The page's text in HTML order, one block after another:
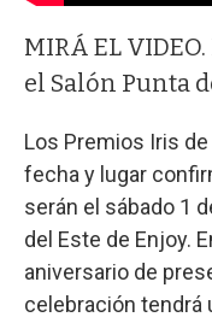
MIRÁ EL
el Salón Punta
Los Premios Iris
fecha y lugar
serán el sábado 1
del Este de Enjoy.
aniversario de
celebración tendrá